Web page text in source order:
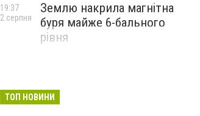
Землю накрила магнітна
буря майже 6-бального
рівня
19:37
2 серпня
ТОП НОВИНИ